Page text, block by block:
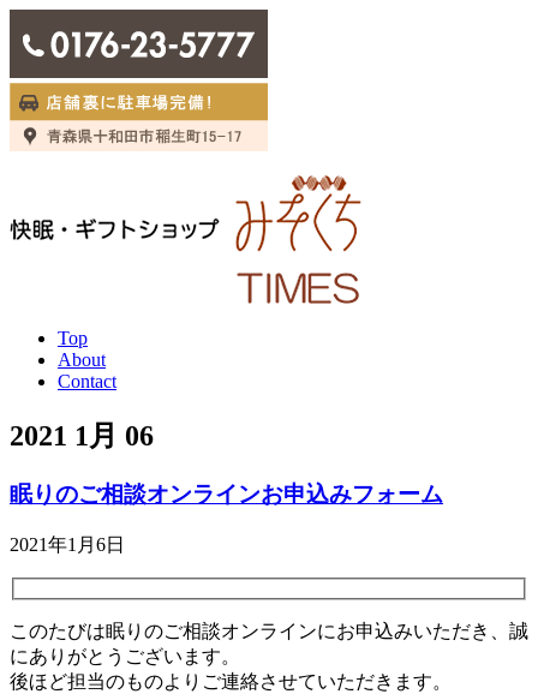
Top
About
Contact
2021 1月 06
眠りのご相談オンラインお申込みフォーム
2021年1月6日
このたびは眠りのご相談オンラインにお申込みいただき、誠
にありがとうございます。
後ほど担当のものよりご連絡させていただきます。